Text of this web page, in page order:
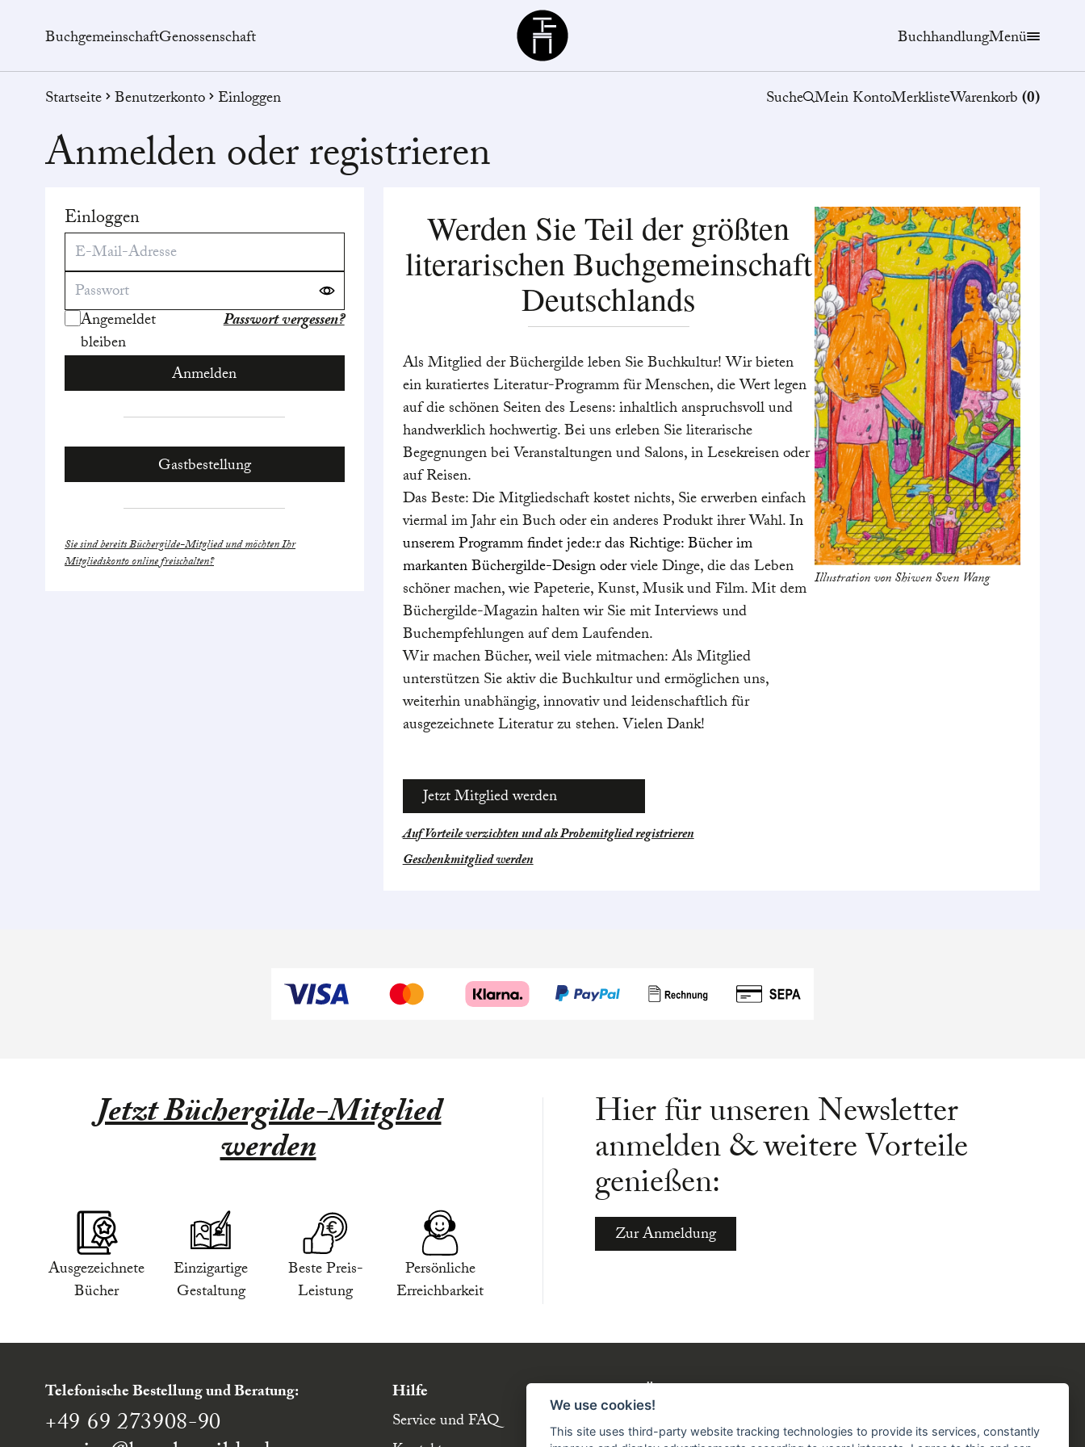
BuchgemeinschaftGenossenschaft
Büchergilde
BuchhandlungMenü
Startseite Benutzerkonto Einloggen Suche Mein KontoMerklisteWarenkorb(0)
Anmelden oder registrieren
Einloggen
Angemeldet
bleiben
Passwort vergessen?
Gastbestellung
Sie sind bereits Büchergilde-Mitglied und möchten Ihr
Mitgliedskonto online freischalten?
Werden Sie Teil der größten
literarischen Buchgemeinschaft
Deutschlands
Als Mitglied der Büchergilde leben Sie Buchkultur! Wir bieten
ein kuratiertes Literatur-Programm für Menschen, die Wert legen
auf die schönen Seiten des Lesens: inhaltlich anspruchsvoll und
handwerklich hochwertig. Bei uns erleben Sie literarische
Begegnungen bei Veranstaltungen und Salons, in Lesekreisen oder
auf Reisen.
Das Beste: Die Mitgliedschaft kostet nichts, Sie erwerben einfach
viermal im Jahr ein Buch oder ein anderes Produkt ihrer Wahl. In
unserem Programm findet jede:r das Richtige: Bücher im
markanten Büchergilde-Design oderviele Dinge, die das Leben
schöner machen, wie Papeterie, Kunst, Musik und Film. Mit dem
Büchergilde-Magazin halten wir Sie mit Interviews und
Buchempfehlungen auf dem Laufenden.
Wir machen Bücher, weil viele mitmachen: Als Mitglied
unterstützen Sie aktiv die Buchkultur und ermöglichen uns,
weiterhin unabhängig, innovativ und leidenschaftlich für
ausgezeichnete Literatur zu stehen. Vielen Dank!
Jetzt Mitglied werden
Auf Vorteile verzichten und als Probemitglied registrieren
Geschenkmitglied werden
Illustration von Shiwen Sven Wang
Jetzt Büchergilde-Mitglied
werden
Ausgezeichnete
Bücher
Einzigartige
Gestaltung
Beste Preis-
Leistung
Persönliche
Erreichbarkeit
Hier für unseren Newsletter
anmelden & weitere Vorteile
genießen:
Zur Anmeldung
Telefonische Bestellung und Beratung:
+49 69 273908-90
Hilfe
Service und FAQ
Über die Büchergilde
Buchgemeinschaft
FacebookInstagramYouTubeTikTok
We use cookies!
This site uses third-party website tracking technologies to provide its services, constantly